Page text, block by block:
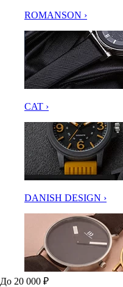
ROMANSON ›
CAT ›
DANISH DESIGN ›
До 20 000 ₽